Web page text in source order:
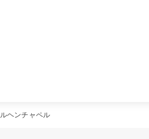
ヘンチャペル